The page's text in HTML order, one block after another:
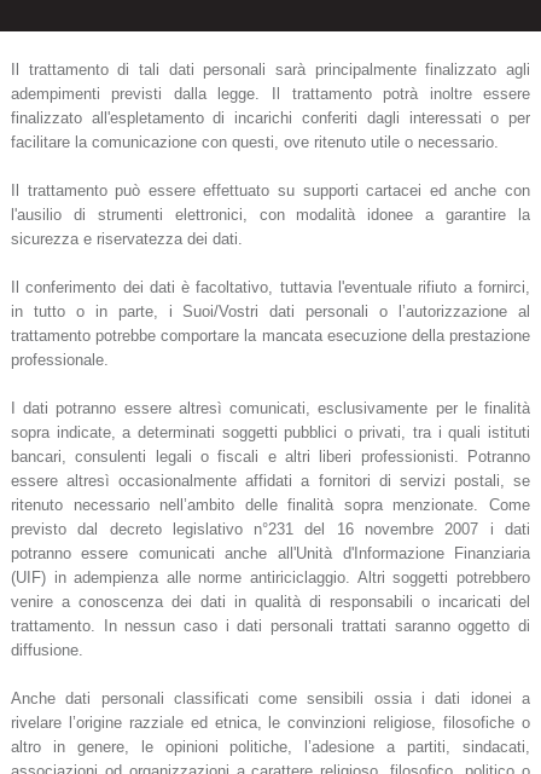
Il trattamento di tali dati personali sarà principalmente finalizzato agli
adempimenti previsti dalla legge. Il trattamento potrà inoltre essere
finalizzato all'espletamento di incarichi conferiti dagli interessati o per
facilitare la comunicazione con questi, ove ritenuto utile o necessario.
Il trattamento può essere effettuato su supporti cartacei ed anche con
l'ausilio di strumenti elettronici, con modalità idonee a garantire la
sicurezza e riservatezza dei dati.
Il conferimento dei dati è facoltativo, tuttavia l'eventuale rifiuto a fornirci,
in tutto o in parte, i Suoi/Vostri dati personali o l’autorizzazione al
trattamento potrebbe comportare la mancata esecuzione della prestazione
professionale.
I dati potranno essere altresì comunicati, esclusivamente per le finalità
sopra indicate, a determinati soggetti pubblici o privati, tra i quali istituti
bancari, consulenti legali o fiscali e altri liberi professionisti. Potranno
essere altresì occasionalmente affidati a fornitori di servizi postali, se
ritenuto necessario nell’ambito delle finalità sopra menzionate. Come
previsto dal decreto legislativo n°231 del 16 novembre 2007 i dati
potranno essere comunicati anche all'Unità d'Informazione Finanziaria
(UIF) in adempienza alle norme antiriciclaggio. Altri soggetti potrebbero
venire a conoscenza dei dati in qualità di responsabili o incaricati del
trattamento. In nessun caso i dati personali trattati saranno oggetto di
diffusione.
Anche dati personali classificati come sensibili ossia i dati idonei a
rivelare l’origine razziale ed etnica, le convinzioni religiose, filosofiche o
altro in genere, le opinioni politiche, l’adesione a partiti, sindacati,